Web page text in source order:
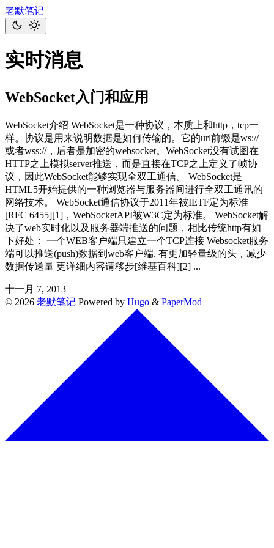
老默笔记
实时消息
WebSocket入门和应用
WebSocket介绍 WebSocket是一种协议，本质上和http，tcp一
样。协议是用来说明数据是如何传输的。它的url前缀是ws://
或者wss://，后者是加密的websocket。WebSocket没有试图在
HTTP之上模拟server推送，而是直接在TCP之上定义了帧协
议，因此WebSocket能够实现全双工通信。 WebSocket是
HTML5开始提供的一种浏览器与服务器间进行全双工通讯的
网络技术。 WebSocket通信协议于2011年被IETF定为标准
[RFC 6455][1]，WebSocketAPI被W3C定为标准。 WebSocket解
决了web实时化以及服务器端推送的问题，相比传统http有如
下好处： 一个WEB客户端只建立一个TCP连接 Websocket服务
端可以推送(push)数据到web客户端. 有更加轻量级的头，减少
数据传送量 更详细内容请移步[维基百科][2] ...
十一月 7, 2013
© 2026 老默笔记 Powered by Hugo & PaperMod